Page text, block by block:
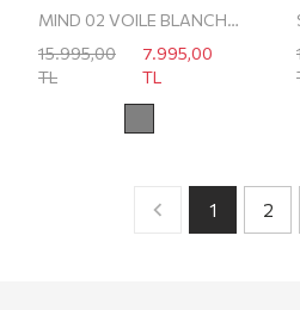
MIND 02 VOILE BLANCHE ERKEK SNEAKER
15.995,00
TL
7.995,00
TL
1 2